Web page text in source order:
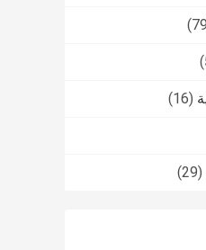
(16)
(29)